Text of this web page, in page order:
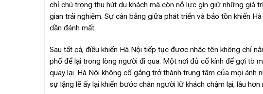
chỉ chú trọng thu hút du khách mà còn nỗ lực gìn giữ những giá
gian trải nghiệm. Sự cân bằng giữa phát triển và bảo tồn khiến
dần đánh mất.
Sau tất cả, điều khiến Hà Nội tiếp tục được nhắc tên không chỉ
phố để lại trong lòng người đi qua. Một nơi đủ cổ kính để gợi tò
quay lại. Hà Nội không cố gắng trở thành trung tâm của mọi ánh
sự lặng lẽ ấy lại khiến bước chân người lữ khách chậm lại, lâu hơn